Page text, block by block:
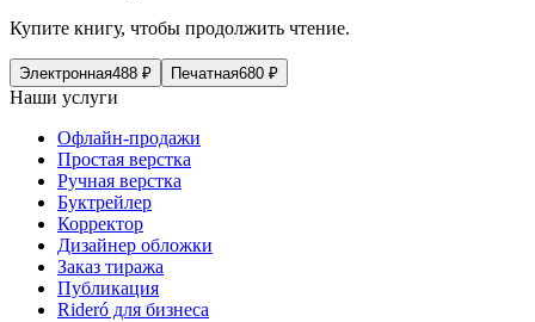
Купите книгу, чтобы продолжить чтение.
Электронная488 ₽ Печатная680 ₽
Наши услуги
Офлайн-продажи
Простая верстка
Ручная верстка
Буктрейлер
Корректор
Дизайнер обложки
Заказ тиража
Публикация
Rideró для бизнеса